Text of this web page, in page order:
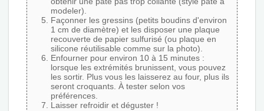
modeler).
Façonner les gressins (petits boudins d'environ
1 cm de diamètre) et les disposer une plaque
recouverte de papier sulfurisé (ou plaque en
silicone réutilisable comme sur la photo).
Enfourner pour environ 10 à 15 minutes :
lorsque les extrémités brunissent, vous pouvez
les sortir. Plus vous les laisserez au four, plus ils
seront croquants. À tester selon vos
préférences.
Laisser refroidir et déguster !